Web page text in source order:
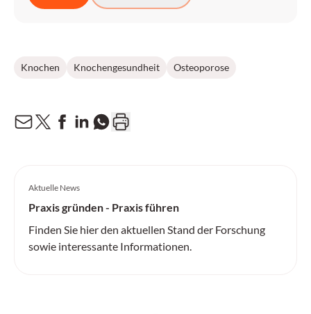
Knochen Knochengesundheit Osteoporose
Aktuelle News
Praxis gründen - Praxis führen
Finden Sie hier den aktuellen Stand der Forschung
sowie interessante Informationen.